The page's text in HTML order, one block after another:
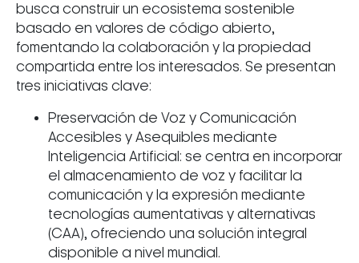
busca construir un ecosistema sostenible
basado en valores de código abierto,
fomentando la colaboración y la propiedad
compartida entre los interesados. Se presentan
tres iniciativas clave:
Preservación de Voz y Comunicación
Accesibles y Asequibles mediante
Inteligencia Artificial: se centra en incorporar
el almacenamiento de voz y facilitar la
comunicación y la expresión mediante
tecnologías aumentativas y alternativas
(CAA), ofreciendo una solución integral
disponible a nivel mundial.